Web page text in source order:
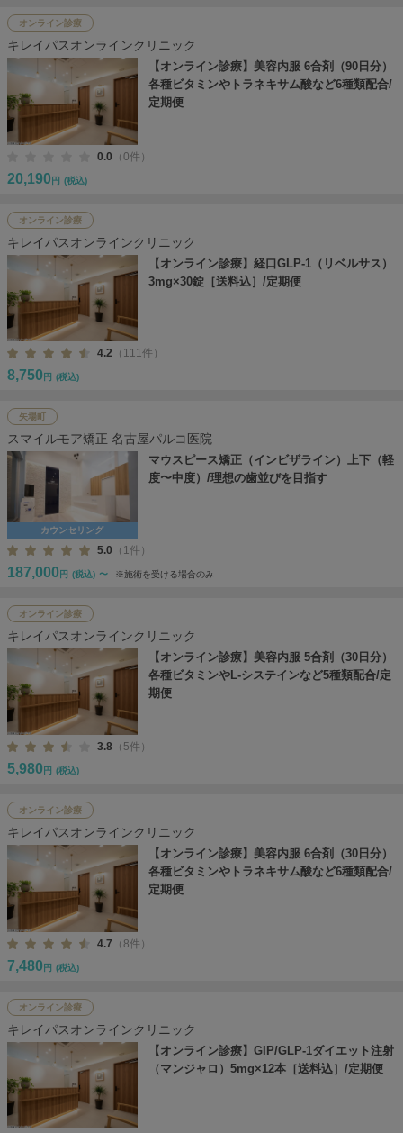
オンライン診療
キレイパスオンラインクリニック
【オンライン診療】美容内服 6合剤（90日分）
各種ビタミンやトラネキサム酸など6種類配合/
定期便
0.0 （0件）
20,190 円 (税込)
オンライン診療
キレイパスオンラインクリニック
【オンライン診療】経口GLP-1（リベルサス）
3mg×30錠［送料込］/定期便
4.2 （111件）
8,750 円 (税込)
矢場町
スマイルモア矯正 名古屋パルコ医院
カウンセリング
マウスピース矯正（インビザライン）上下（軽
度〜中度）/理想の歯並びを目指す
5.0 （1件）
187,000 円 (税込) 〜 ※施術を受ける場合のみ
オンライン診療
キレイパスオンラインクリニック
【オンライン診療】美容内服 5合剤（30日分）
各種ビタミンやL-システインなど5種類配合/定
期便
3.8 （5件）
5,980 円 (税込)
オンライン診療
キレイパスオンラインクリニック
【オンライン診療】美容内服 6合剤（30日分）
各種ビタミンやトラネキサム酸など6種類配合/
定期便
4.7 （8件）
7,480 円 (税込)
オンライン診療
キレイパスオンラインクリニック
【オンライン診療】GIP/GLP-1ダイエット注射
（マンジャロ）5mg×12本［送料込］/定期便